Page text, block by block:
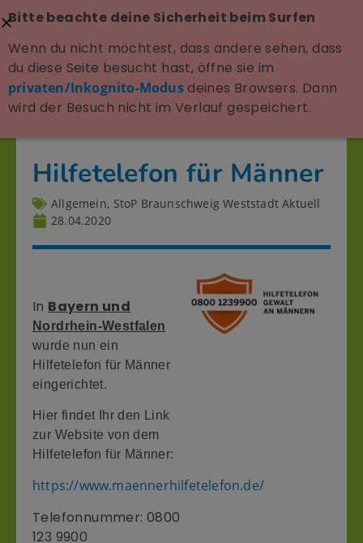
Hilfetelefon für Männer
Allgemein, StoP Braunschweig Weststadt Aktuell
28.04.2020
In Bayern und
Nordrhein-Westfalen
wurde nun ein
Hilfetelefon für Männer
eingerichtet.
Hier findet Ihr den Link
zur Website von dem
Hilfetelefon für Männer:
https://www.maennerhilfetelefon.de/
Telefonnummer: 0800
123 9900
Bitte beachte deine Sicherheit beim Surfen
Wenn du nicht möchtest, dass andere sehen, dass
du diese Seite besucht hast, öffne sie im
privaten/Inkognito-Modusdeines Browsers. Dann
wird der Besuch nicht im Verlauf gespeichert.